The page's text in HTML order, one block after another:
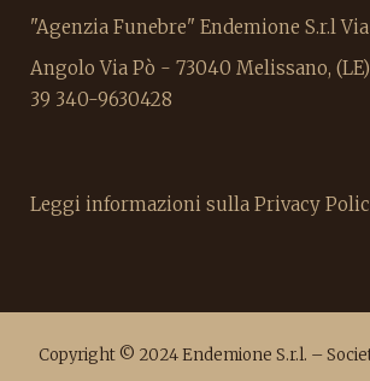
"Agenzia Funebre" Endemione S.r.l
Angolo Via Pò - 73040 Melissano,
39 340-9630428
Leggi informazioni sulla Privacy
Copyright © 2024 Endemione S.r.l. –